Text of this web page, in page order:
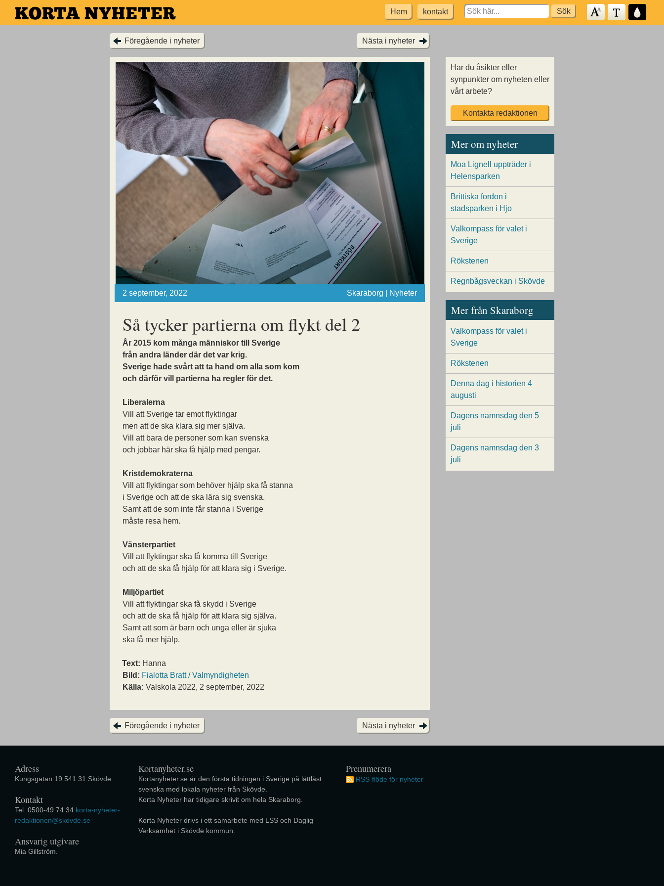
Hoppa
till
Hem kontakt
Search
for:
Föregående i nyheter Nästa i nyheter
2 september, 2022 Skaraborg | Nyheter
Så tycker partierna om flykt del 2
År 2015 kom många människor till Sverige
från andra länder där det var krig.
Sverige hade svårt att ta hand om alla som kom
och därför vill partierna ha regler för det.
Liberalerna
Vill att Sverige tar emot flyktingar
men att de ska klara sig mer själva.
Vill att bara de personer som kan svenska
och jobbar här ska få hjälp med pengar.
Kristdemokraterna
Vill att flyktingar som behöver hjälp ska få stanna
i Sverige och att de ska lära sig svenska.
Samt att de som inte får stanna i Sverige
måste resa hem.
Vänsterpartiet
Vill att flyktingar ska få komma till Sverige
och att de ska få hjälp för att klara sig i Sverige.
Miljöpartiet
Vill att flyktingar ska få skydd i Sverige
och att de ska få hjälp för att klara sig själva.
Samt att som är barn och unga eller är sjuka
ska få mer hjälp.
Text: Hanna
Bild: Fialotta Bratt / Valmyndigheten
Källa: Valskola 2022, 2 september, 2022
Föregående i nyheter Nästa i nyheter
Har du åsikter eller
synpunkter om nyheten eller
vårt arbete?
Kontakta redaktionen
Mer om nyheter
Moa Lignell uppträder i
Helensparken
Brittiska fordon i
stadsparken i Hjo
Valkompass för valet i
Sverige
Rökstenen
Regnbågsveckan i Skövde
Mer från Skaraborg
Valkompass för valet i
Sverige
Rökstenen
Denna dag i historien 4
augusti
Dagens namnsdag den 5
juli
Dagens namnsdag den 3
juli
Adress
Kungsgatan 19 541 31 Skövde
Kontakt
Tel. 0500-49 74 34 korta-nyheter-
redaktionen@skovde.se
Ansvarig utgivare
Mia Gillström.
Kortanyheter.se
Kortanyheter.se är den första tidningen i Sverige på lättläst
svenska med lokala nyheter från Skövde.
Korta Nyheter har tidigare skrivit om hela Skaraborg.
Korta Nyheter drivs i ett samarbete med LSS och Daglig
Verksamhet i Skövde kommun.
Prenumerera
RSS-flöde för nyheter